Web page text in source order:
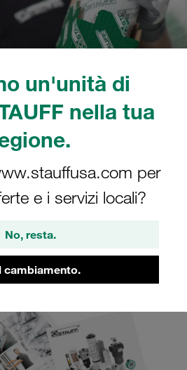
un'unità di
nella tua
per
e i servizi locali?
No, resta.
cambiamento.
o richiedete il
Filtration Technology